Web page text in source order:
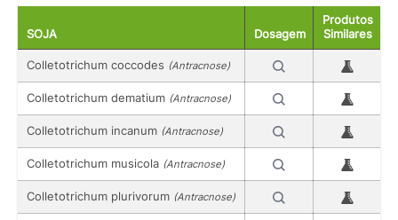
SOJA Dosagem
Produtos
Similares
Colletotrichum coccodes (Antracnose)
Colletotrichum dematium (Antracnose)
Colletotrichum incanum (Antracnose)
Colletotrichum musicola (Antracnose)
Colletotrichum plurivorum (Antracnose)